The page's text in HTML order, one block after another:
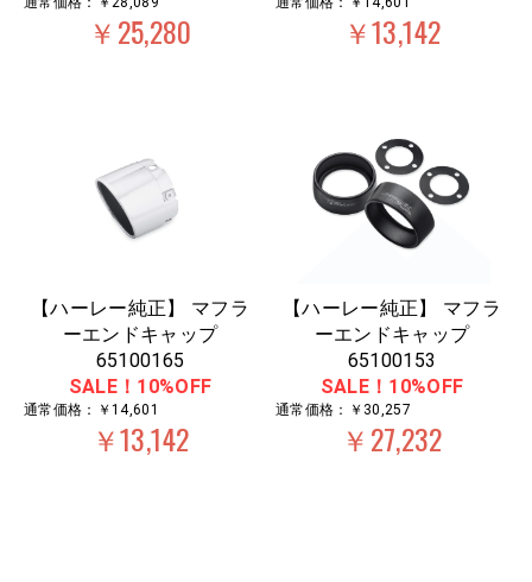
￥25,280 ￥13,142
【ハーレー純正】 マフラ
ーエンドキャップ
65100165
SALE！10%OFF
通常価格：￥14,601
￥13,142
【ハーレー純正】 マフラ
ーエンドキャップ
65100153
SALE！10%OFF
通常価格：￥30,257
￥27,232